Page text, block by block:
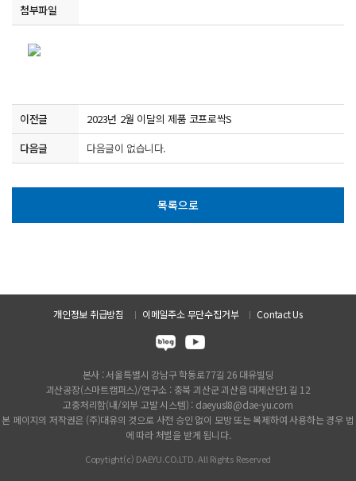
첨부파일
이전글
2023년 2월 이달의 제품 코프로싹S
다음글
다음글이 없습니다.
목록으로
개인정보 취급방침 이메일주소 무단수집거부 Contact Us
본사 : 서울특별시 강남구 학동로77길 26 대유빌딩
괴산공장(스마트캠퍼스)/연구소 : 충북 괴산군 괴산읍 대제산단1길 12
고충처리함(내/외부 고발 시스템) : daeyusl8@dae-yu.com
본 페이지의 저작권은 (주)대유의 것으로 사전 승인 없이 모방 또는 복제하여 사용하는 경우 법
에 따라 처벌을 받게 됩니다.
Copytight(c) DAEYU.CO.LTD. All Rights Reserved